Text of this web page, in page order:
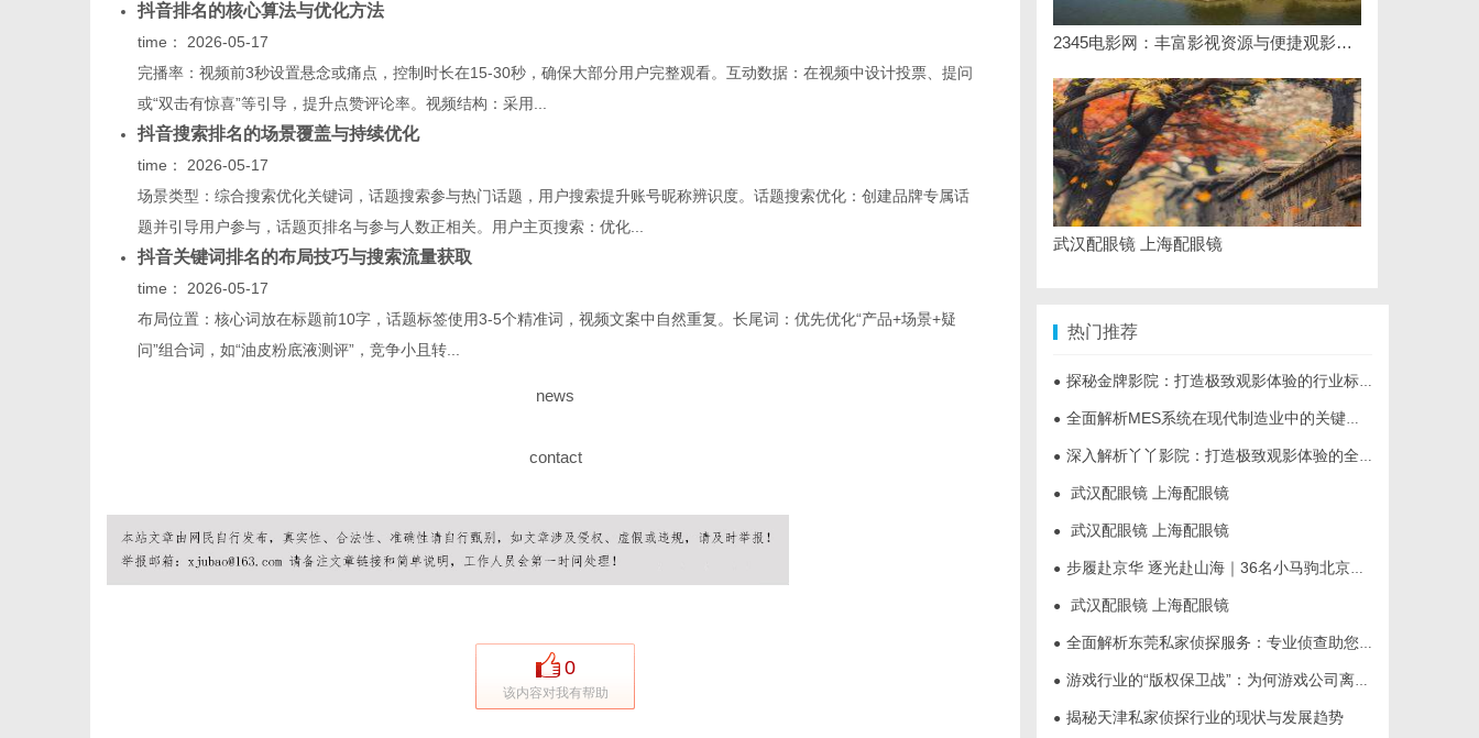
抖音排名的核心算法与优化方法
time：
2026-05-17
完播率：视频前3秒设置悬念或痛点，控制时长在15-30秒，确保大部分用户完整观看。互动数据：在视频中设计投票、提问
或“双击有惊喜”等引导，提升点赞评论率。视频结构：采用...
抖音搜索排名的场景覆盖与持续优化
time：
2026-05-17
场景类型：综合搜索优化关键词，话题搜索参与热门话题，用户搜索提升账号昵称辨识度。话题搜索优化：创建品牌专属话
题并引导用户参与，话题页排名与参与人数正相关。用户主页搜索：优化...
抖音关键词排名的布局技巧与搜索流量获取
time：
2026-05-17
布局位置：核心词放在标题前10字，话题标签使用3-5个精准词，视频文案中自然重复。长尾词：优先优化“产品+场景+疑
问”组合词，如“油皮粉底液测评”，竞争小且转...
news
contact
0
该内容对我有帮助
2345电影网：丰富影视资源与便捷观影体验的最佳选择
武汉配眼镜 上海配眼镜
热门推荐
● 探秘金牌影院：打造极致观影体验的行业标杆
● 全面解析MES系统在现代制造业中的关键作用与应用前景
● 深入解析丫丫影院：打造极致观影体验的全方位平台
● 武汉配眼镜 上海配眼镜
● 武汉配眼镜 上海配眼镜
● 步履赴京华 逐光赴山海｜36名小马驹北京游学圆满收官
● 武汉配眼镜 上海配眼镜
● 全面解析东莞私家侦探服务：专业侦查助您解决各种疑难问题
● 游戏行业的“版权保卫战”：为何游戏公司离不开版权律师
● 揭秘天津私家侦探行业的现状与发展趋势